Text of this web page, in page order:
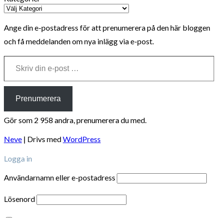
Ange din e-postadress för att prenumerera på den här bloggen
och få meddelanden om nya inlägg via e-post.
Skriv din e-post …
Prenumerera
Gör som 2 958 andra, prenumerera du med.
Neve | Drivs medWordPress
Logga in
Användarnamn eller e-postadress
Lösenord